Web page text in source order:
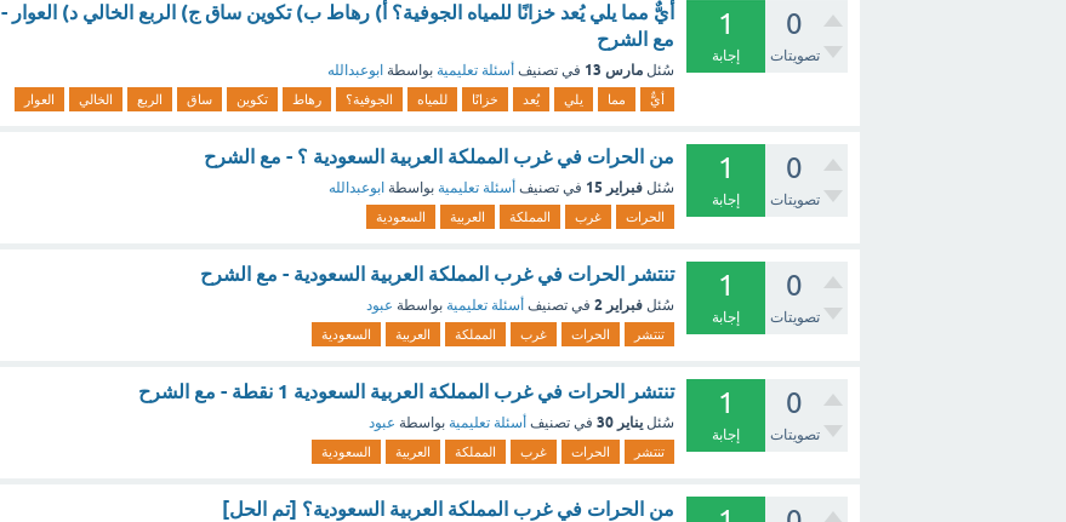
0
تصويتات
1
إجابة
أيٌّ مما يلي يُعد خزانًا للمياه الجوفية؟ أ) رهاط ب) تكوين ساق ج) الربع الخالي د) العوار -
مع الشرح
سُئل مارس 13 في تصنيف أسئلة تعليمية بواسطة ابوعبدالله
أيٌّ مما يلي يُعد خزانًا للمياه الجوفية؟ رهاط تكوين ساق الربع الخالي العوار
0
تصويتات
1
إجابة
من الحرات في غرب المملكة العربية السعودية ؟ - مع الشرح
سُئل فبراير 15 في تصنيف أسئلة تعليمية بواسطة ابوعبدالله
الحرات غرب المملكة العربية السعودية
0
تصويتات
1
إجابة
تنتشر الحرات في غرب المملكة العربية السعودية - مع الشرح
سُئل فبراير 2 في تصنيف أسئلة تعليمية بواسطة عبود
تنتشر الحرات غرب المملكة العربية السعودية
0
تصويتات
1
إجابة
تنتشر الحرات في غرب المملكة العربية السعودية 1 نقطة - مع الشرح
سُئل يناير 30 في تصنيف أسئلة تعليمية بواسطة عبود
تنتشر الحرات غرب المملكة العربية السعودية
من الحرات في غرب المملكة العربية السعودية؟ [تم الحل]